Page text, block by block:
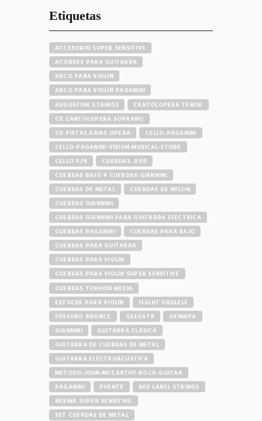
Etiquetas
ACCESORIO SUPER SENSITIVE
ACORDES PARA GUITARRA
ARCO PARA VIOLÍN
ARCO PARA VIOLÍN PAGANINI
AUGUSTINE STRINGS
CANTOLOPERA TENOR
CD CANTOLOPERA SOPRANO
CD PISTAS ARIAS OPERA
CELLO-PAGANINI
CELLO-PAGANINI-VISION-MUSICAL-STORE
CELLO 4/4
CUERDAS .009
CUERDAS BAJO 4 CUERDAS GIANNINI
CUERDAS DE METAL
CUERDAS DE NYLON
CUERDAS GIANNINI
CUERDAS GIANNINI PARA GUITARRA ELÉCTRICA
CUERDAS PAGANINI
CUERDAS PARA BAJO
CUERDAS PARA GUITARRA
CUERDAS PARA VIOLÍN
CUERDAS PARA VIOLÍN SUPER SENSITIVE
CUERDAS TENSIÓN MEDIA
ESTUCHE PARA VIOLÍN
FLIGHT UKULELE
FÓSFORO BRONCE
GEEGST9
GENWPA
GIANNINI
GUITARRA CLÁSICA
GUITARRA DE CUERDAS DE METAL
GUITARRA ELECTROACÚSTICA
METODO-JOHN-MCCARTHY-ROCK-GUITAR
PAGANINI
PUENTE
RED LABEL STRINGS
RESINA SUPER SENSITIVE
SET CUERDAS DE METAL